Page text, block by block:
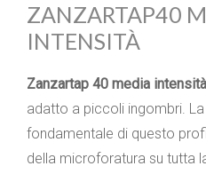
ZANZARTAP40
INTENSITÀ
Zanzartap 40 media intensità
adatto a piccoli ingombri.
fondamentale di questo
della microforatura su tutta